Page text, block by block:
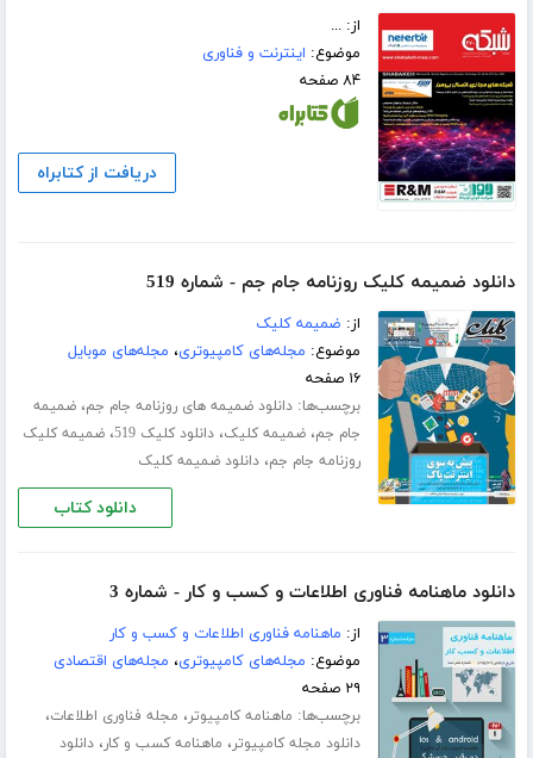
از: ...
موضوع: اینترنت و فناوری
۸۴ صفحه
دریافت از کتابراه
دانلود ضمیمه کلیک روزنامه جام جم - شماره 519
از: ضمیمه کلیک
موضوع: مجله‌های کامپیوتری، مجله‌های موبایل
۱۶ صفحه
برچسب‌ها:دانلود ضمیمه های روزنامه جام جم،ضمیمه
جام جم،ضمیمه کلیک،دانلود کلیک 519 ،ضمیمه کلیک
روزنامه جام جم،دانلود ضمیمه کلیک
دانلود کتاب
دانلود ماهنامه فناوری اطلاعات و کسب و کار - شماره 3
از: ماهنامه فناوری اطلاعات و کسب و کار
موضوع: مجله‌های کامپیوتری، مجله‌های اقتصادی
۲۹ صفحه
برچسب‌ها: ماهنامه کامپیوتر، مجله فناوری اطلاعات،
دانلود مجله کامپیوتر، ماهنامه کسب و کار،دانلود